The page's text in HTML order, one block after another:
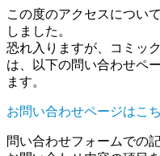
この度のアクセスについ
しました。
恐れ入りますが、コミッ
は、以下の問い合わせペ
ます。
お問い合わせページはこ
問い合わせフォームでの